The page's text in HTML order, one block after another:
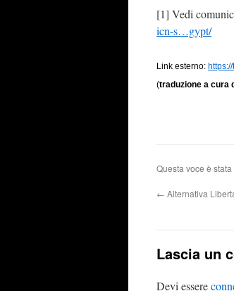
[1] Vedi
icn-s…gypt/
Link esterno:
(traduzione a cura
Questa voce è
← Alternativa
Lascia un
Devi essere